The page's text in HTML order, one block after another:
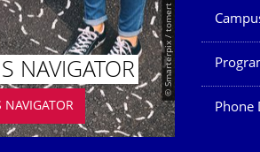
© Smarterpix / tomert
NAVIGATOR
NAVIGATOR
Our
Phone